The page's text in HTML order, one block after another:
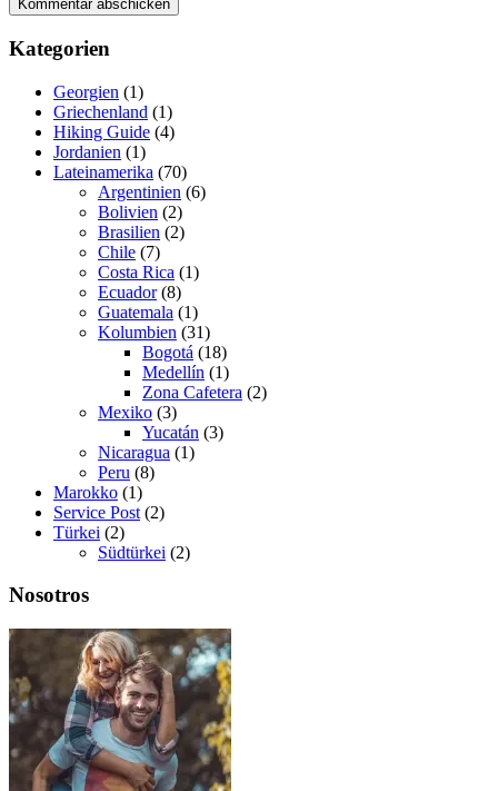
Kategorien
Georgien (1)
Griechenland (1)
Hiking Guide (4)
Jordanien (1)
Lateinamerika (70)
Argentinien (6)
Bolivien (2)
Brasilien (2)
Chile (7)
Costa Rica (1)
Ecuador (8)
Guatemala (1)
Kolumbien (31)
Bogotá (18)
Medellín (1)
Zona Cafetera (2)
Mexiko (3)
Yucatán (3)
Nicaragua (1)
Peru (8)
Marokko (1)
Service Post (2)
Türkei (2)
Südtürkei (2)
Nosotros